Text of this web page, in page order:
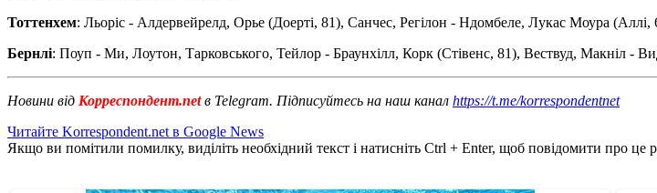
Тоттенхем: Льоріс - Алдервейрелд, Орье (Доерті, 81), Санчес, Регілон - Ндомбеле, Лукас Моура
Бернлі: Поуп - Ми, Лоутон, Тарковського, Тейлор - Браунхілл, Корк (Стівенс, 81), Вествуд, Макніл -
Новини від Корреспондент.netв Telegram. Підписуйтесь на наш канал https://t.me/korrespondentnet
Читайте Korrespondent.net в Google News
Якщо ви помітили помилку, виділіть необхідний текст і натисніть Ctrl + Enter, щоб повідомити про це